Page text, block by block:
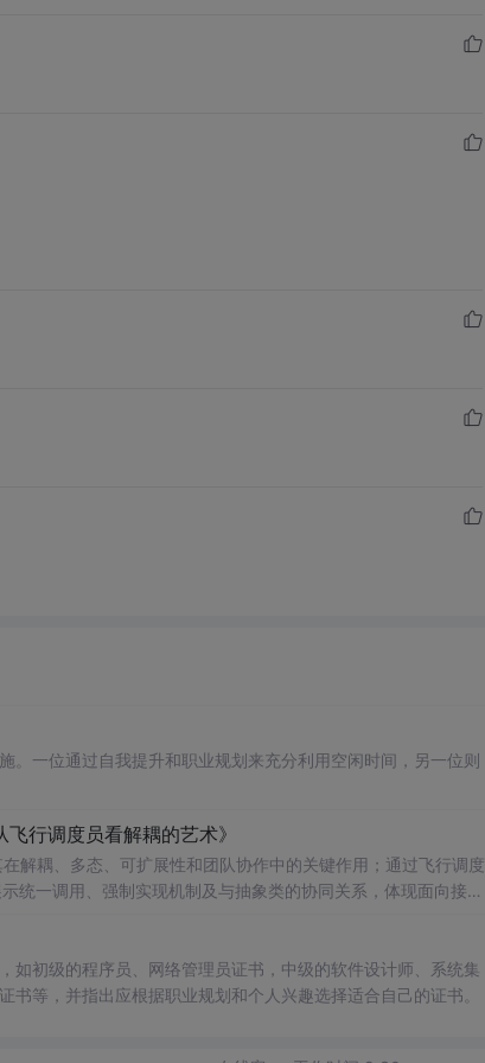
。一位通过自我提升和职业规划来充分利用空闲时间，另一位则
行调度员看解耦的艺术》
解耦、多态、可扩展性和团队协作中的关键作用；通过飞行调度
统一调用、强制实现机制及与抽象类的协同关系，体现面向接口
如初级的程序员、网络管理员证书，中级的软件设计师、系统集
等，并指出应根据职业规划和个人兴趣选择适合自己的证书。